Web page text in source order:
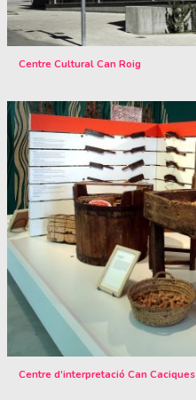
Centre Cultural Can Roig
Centre d’interpretació Can Caciques